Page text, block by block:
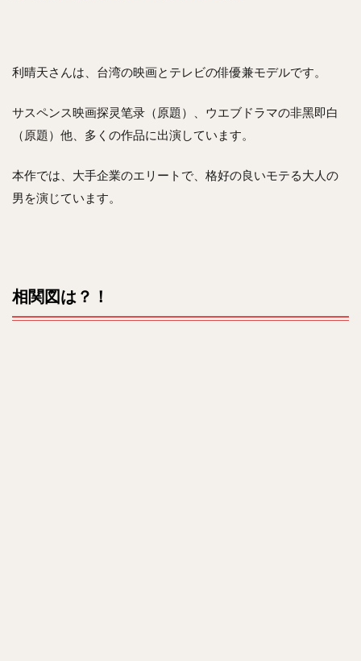
利晴天さんは、台湾の映画とテレビの俳優兼モデルです。
サスペンス映画探灵笔录（原題）、ウエブドラマの非黑即白
（原題）他、多くの作品に出演しています。
本作では、大手企業のエリートで、格好の良いモテる大人の
男を演じています。
相関図は？！